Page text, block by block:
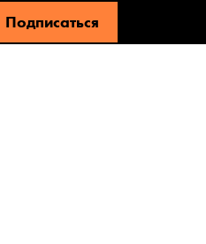
Подписаться